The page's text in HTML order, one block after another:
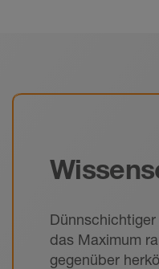
das Maximum
gegenüber